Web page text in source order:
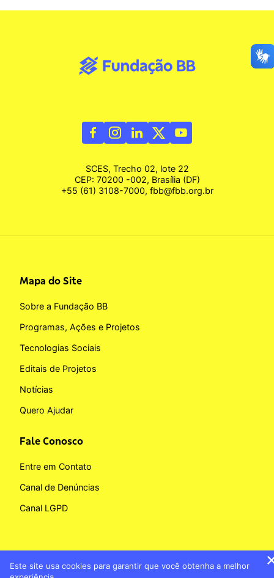
SCES, Trecho 02, lote 22
CEP: 70200 -002, Brasília (DF)
+55 (61) 3108-7000, fbb@fbb.org.br
Mapa do Site
Sobre a Fundação BB
Programas, Ações e Projetos
Tecnologias Sociais
Editais de Projetos
Notícias
Quero Ajudar
Fale Conosco
Entre em Contato
Canal de Denúncias
Canal LGPD
Este site usa cookies para garantir que você obtenha a melhor